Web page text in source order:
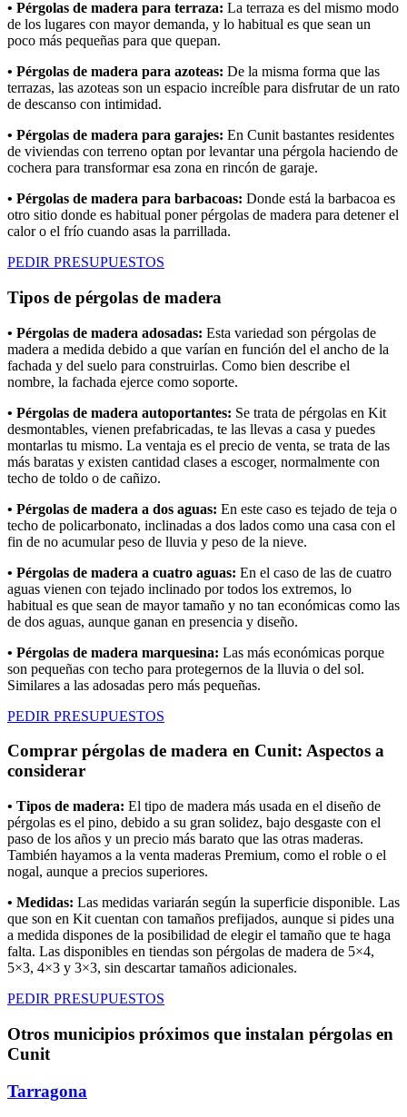
• Pérgolas de madera para terraza: La terraza es del mismo modo
de los lugares con mayor demanda, y lo habitual es que sean un
poco más pequeñas para que quepan.
• Pérgolas de madera para azoteas: De la misma forma que las
terrazas, las azoteas son un espacio increíble para disfrutar de un rato
de descanso con intimidad.
• Pérgolas de madera para garajes: En Cunit bastantes residentes
de viviendas con terreno optan por levantar una pérgola haciendo de
cochera para transformar esa zona en rincón de garaje.
• Pérgolas de madera para barbacoas: Donde está la barbacoa es
otro sitio donde es habitual poner pérgolas de madera para detener el
calor o el frío cuando asas la parrillada.
PEDIR PRESUPUESTOS
Tipos de pérgolas de madera
• Pérgolas de madera adosadas: Esta variedad son pérgolas de
madera a medida debido a que varían en función del el ancho de la
fachada y del suelo para construirlas. Como bien describe el
nombre, la fachada ejerce como soporte.
• Pérgolas de madera autoportantes: Se trata de pérgolas en Kit
desmontables, vienen prefabricadas, te las llevas a casa y puedes
montarlas tu mismo. La ventaja es el precio de venta, se trata de las
más baratas y existen cantidad clases a escoger, normalmente con
techo de toldo o de cañizo.
• Pérgolas de madera a dos aguas: En este caso es tejado de teja o
techo de policarbonato, inclinadas a dos lados como una casa con el
fin de no acumular peso de lluvia y peso de la nieve.
• Pérgolas de madera a cuatro aguas: En el caso de las de cuatro
aguas vienen con tejado inclinado por todos los extremos, lo
habitual es que sean de mayor tamaño y no tan económicas como las
de dos aguas, aunque ganan en presencia y diseño.
• Pérgolas de madera marquesina: Las más económicas porque
son pequeñas con techo para protegernos de la lluvia o del sol.
Similares a las adosadas pero más pequeñas.
PEDIR PRESUPUESTOS
Comprar pérgolas de madera en Cunit: Aspectos a
considerar
• Tipos de madera: El tipo de madera más usada en el diseño de
pérgolas es el pino, debido a su gran solidez, bajo desgaste con el
paso de los años y un precio más barato que las otras maderas.
También hayamos a la venta maderas Premium, como el roble o el
nogal, aunque a precios superiores.
• Medidas: Las medidas variarán según la superficie disponible. Las
que son en Kit cuentan con tamaños prefijados, aunque si pides una
a medida dispones de la posibilidad de elegir el tamaño que te haga
falta. Las disponibles en tiendas son pérgolas de madera de 5×4,
5×3, 4×3 y 3×3, sin descartar tamaños adicionales.
PEDIR PRESUPUESTOS
Otros municipios próximos que instalan pérgolas en
Cunit
Tarragona